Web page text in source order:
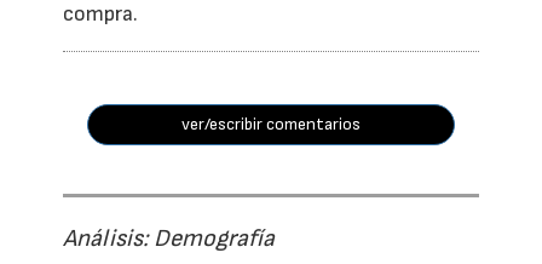
compra.
ver/escribir comentarios
Análisis: Demografía